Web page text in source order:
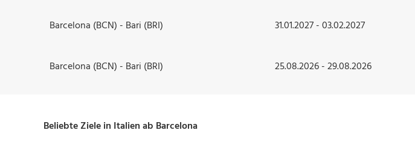
Barcelona (BCN) - Bari (BRI) 31.01.2027 - 03.02.2027
Barcelona (BCN) - Bari (BRI) 25.08.2026 - 29.08.2026
Beliebte Ziele in Italien ab Barcelona